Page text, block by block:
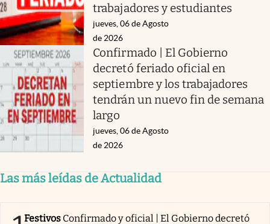
trabajadores y estudiantes
jueves, 06 de Agosto
de 2026
Confirmado | El Gobierno
decretó feriado oficial en
septiembre y los trabajadores
tendrán un nuevo fin de semana
largo
jueves, 06 de Agosto
de 2026
Las más leídas de Actualidad
Festivos Confirmado y oficial | El Gobierno decretó